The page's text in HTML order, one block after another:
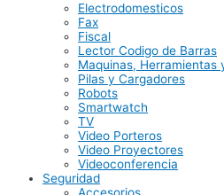
Electrodomesticos
Fax
Fiscal
Lector Codigo de Barras
Maquinas, Herramientas
Pilas y Cargadores
Robots
Smartwatch
TV
Video Porteros
Video Proyectores
Videoconferencia
Seguridad